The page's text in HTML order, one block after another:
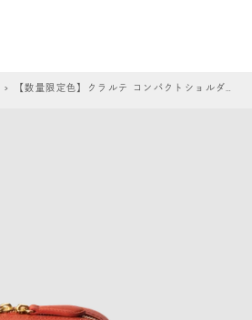
> 【数量限定色】クラルテ コンパクトショルダー